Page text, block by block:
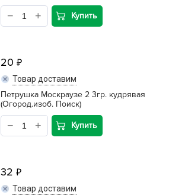
Купить
20
Товар доставим
Петрушка Москраузе 2 3гр. кудрявая
(Огород.изоб. Поиск)
Купить
32
Товар доставим